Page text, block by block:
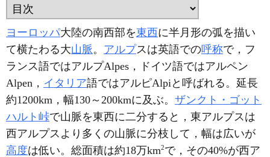
ヨーロッパ大陸の南西部を東西に半月形の弧を描い
て横たわる大山脈。 アルプスは英語での呼称で，フ
ランス語ではアルプAlpes，ドイツ語ではアルペン
Alpen， イタリア語ではアルピAlpiと呼ばれる。延長
約1200km，幅130～200kmに及ぶ。 ザンクト・ゴット
ハルト峠で山脈を東西に二分すると，東アルプスは
西アルプスより多くの山脈に分枝して，幅は広いが
高度は低い。総面積は約18万km2で，その40%が西ア